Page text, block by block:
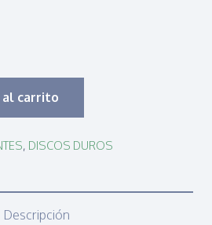
al carrito
DISCOS DUROS
Descripción